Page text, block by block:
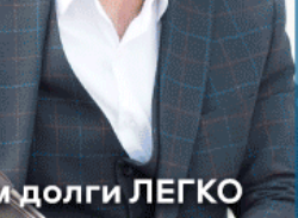
0
прошли по
День ВДВ